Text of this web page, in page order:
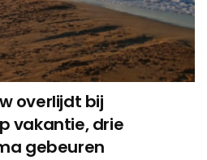
overlijdt bij
vakantie, drie
gebeuren